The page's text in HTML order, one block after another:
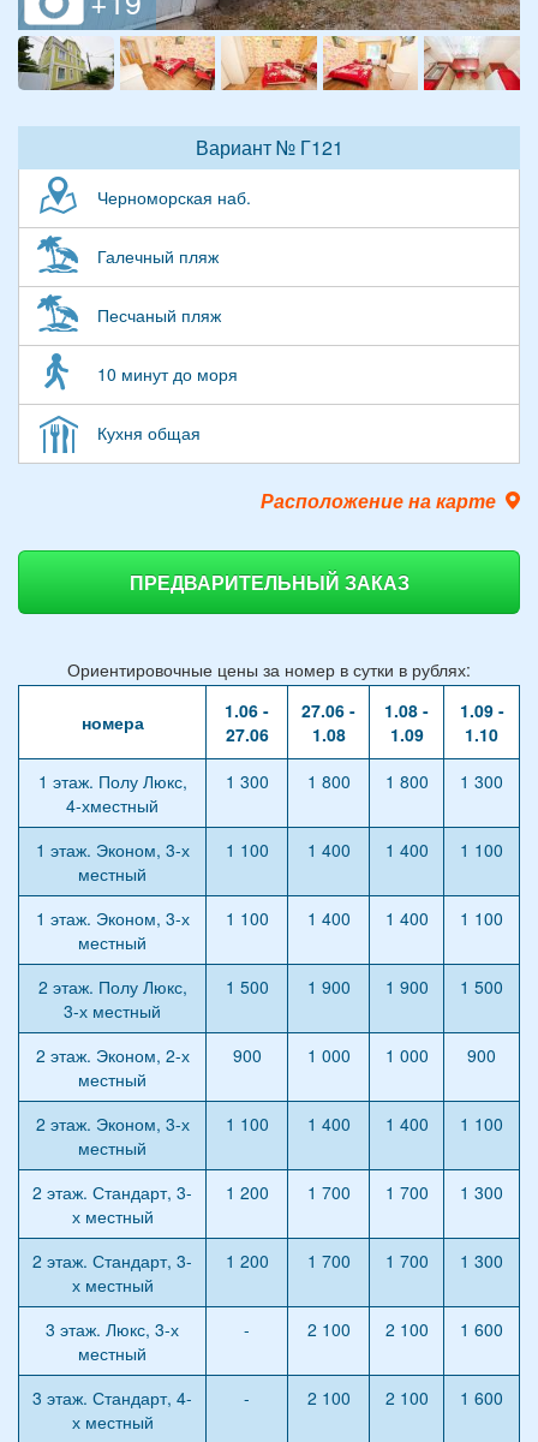
Вариант № Г121
Черноморская наб.
Галечный пляж
Песчаный пляж
10 минут до моря
Кухня общая
Расположение на карте
ПРЕДВАРИТЕЛЬНЫЙ ЗАКАЗ
Ориентировочные цены за номер в сутки в рублях:
номера
1.06 -
27.06
27.06 -
1.08
1.08 -
1.09
1.09 -
1.10
1 этаж. Полу Люкс,
4-хместный
1 300 1 800 1 800 1 300
1 этаж. Эконом, 3-х
местный
1 100 1 400 1 400 1 100
1 этаж. Эконом, 3-х
местный
1 100 1 400 1 400 1 100
2 этаж. Полу Люкс,
3-х местный
1 500 1 900 1 900 1 500
2 этаж. Эконом, 2-х
местный
900 1 000 1 000 900
2 этаж. Эконом, 3-х
местный
1 100 1 400 1 400 1 100
2 этаж. Стандарт, 3-
х местный
1 200 1 700 1 700 1 300
2 этаж. Стандарт, 3-
х местный
1 200 1 700 1 700 1 300
3 этаж. Люкс, 3-х
местный
- 2 100 2 100 1 600
3 этаж. Стандарт, 4-
х местный
- 2 100 2 100 1 600